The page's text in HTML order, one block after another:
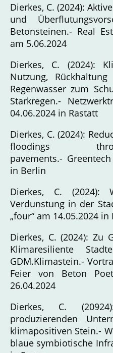
Dierkes, C. (2024):
und
Betonsteinen.- Real
am 5.06.2024
Dierkes, C. (2024):
Nutzung,
Regenwasser zum
Starkregen.-
04.06.2024 in Rastatt
Dierkes, C. (2024):
floodings
pavements.-
in Berlin
Dierkes, C. (2024):
Verdunstung in der
„four“ am 14.05.2024
Dierkes, C. (2024): Zu
Klimaresiliente
GDM.Klimastein.-
Feier von Beton
26.04.2024
Dierkes, C.
produzierenden
klimapositiven Stein.-
blaue symbiotische